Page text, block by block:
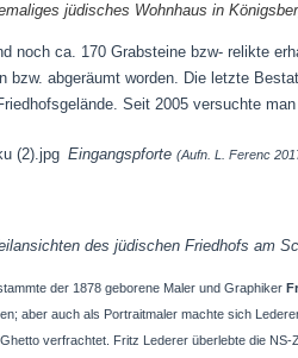
jüdisches Wohnhaus in
noch ca. 170 Grabsteine bzw- relikte
bzw. abgeräumt worden. Die letzte
Seit 2005 versuchte
Eingangspforte(Aufn. L. Ferenc
des jüdischen Friedhofs am
der 1878 geborene Maler und Graphiker
aber auch als Portraitmaler machte sich
verfrachtet. Fritz Lederer überlebte die